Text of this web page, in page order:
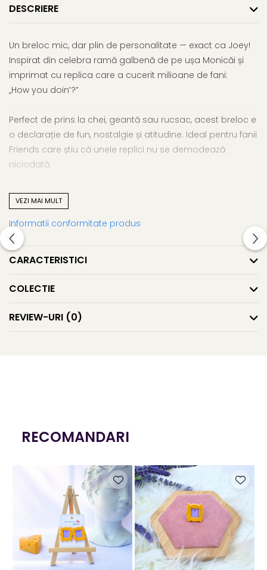
DESCRIERE
Un breloc mic, dar plin de personalitate — exact ca Joey!
Inspirat din celebra ramă galbenă de pe ușa Monicăi și
imprimat cu replica care a cucerit milioane de fani:
„How you doinʹ?”
Perfect de prins la chei, geantă sau rucsac, acest breloc e
o declarație de fun, nostalgie și atitudine. Ideal pentru fanii
Friends care știu că unele replici nu se demodează
niciodată.
Și da, e și un cadou genial pentru cineva cu simțul
umorului și inima ancorată în anii ‘90.
Dimensiuni unitare:
Lungime: 5 cm
VEZI MAI MULT
Informatii conformitate produs
CARACTERISTICI
COLECTIE
REVIEW-URI (0)
RECOMANDARI